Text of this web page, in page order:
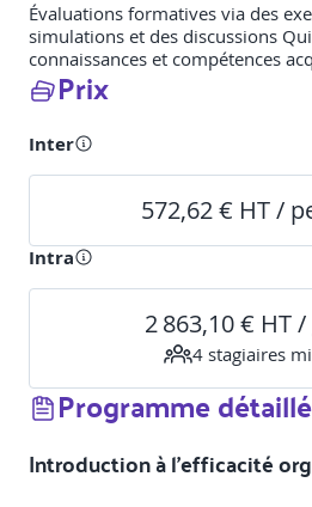
Évaluations formatives via des
simulations et des discussions
connaissances et compétences
Prix
Inter
572,62 € HT /
Intra
2 863,10 € HT
4 stagiaires
Programme détaillé
Introduction à l'efficacité